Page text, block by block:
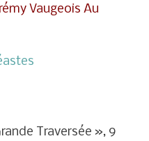
Vaugeois Au
Traversée », 9